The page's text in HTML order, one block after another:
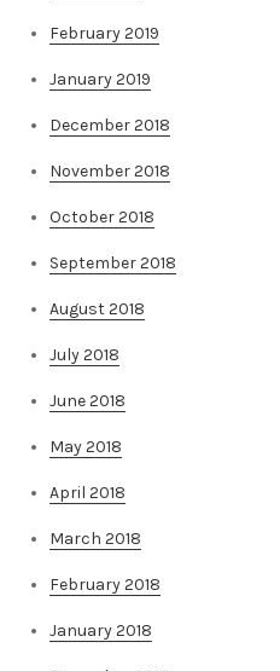
February 2019
January 2019
December 2018
November 2018
October 2018
September 2018
August 2018
July 2018
June 2018
May 2018
April 2018
March 2018
February 2018
January 2018